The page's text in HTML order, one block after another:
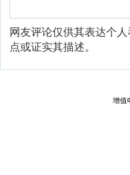
网友评论仅供其表达个
点或证实其描述。